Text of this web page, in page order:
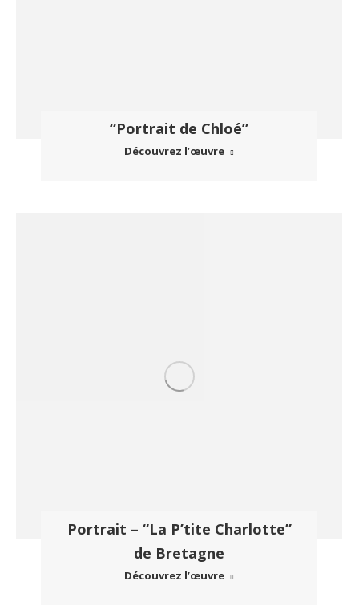
“Portrait de Chloé”
Découvrez l’œuvre
Portrait – “La P’tite Charlotte”
de Bretagne
Découvrez l’œuvre